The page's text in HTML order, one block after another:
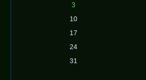
3
10
17
24
31